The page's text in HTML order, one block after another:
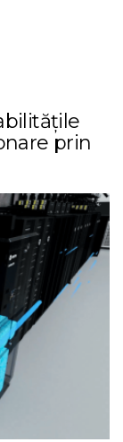
prin